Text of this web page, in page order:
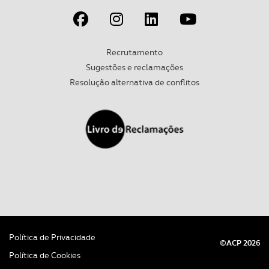
Recrutamento
Sugestões e reclamações
Resolução alternativa de conflitos
Política de Privacidade
Política de Cookies
©ACP 2026